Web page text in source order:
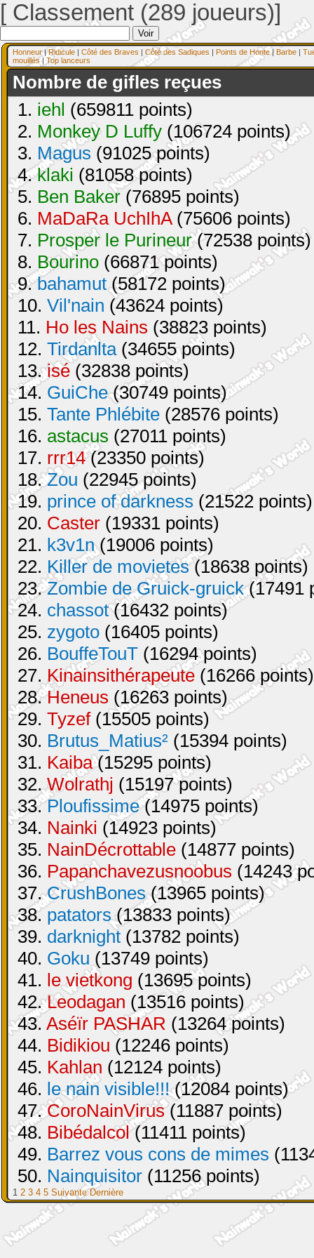
[ Classement (289 joueurs)]
Honneur|Ridicule | Côté des Braves | Côté des Sadiques | Points de Honte| Barbe |
mouillés| Top lanceurs
Nombre de gifles reçues
1. iehl (659811 points)
2. Monkey D Luffy (106724 points)
3. Magus (91025 points)
4.klaki (81058 points)
5. Ben Baker (76895 points)
6. MaDaRa UchIhA(75606 points)
7. Prosper le Purineur(72538 points)
8. Bourino (66871 points)
9.bahamut(58172 points)
10. Vil'nain (43624 points)
11. Ho les Nains (38823 points)
12. Tirdanlta(34655 points)
13.isé (32838 points)
14. GuiChe(30749 points)
15. Tante Phlébite (28576 points)
16. astacus (27011 points)
17. rrr14(23350 points)
18.Zou (22945 points)
19. prince of darkness (21522 points)
20. Caster (19331 points)
21. k3v1n(19006 points)
22. Killer de movietes(18638 points)
23.Zombie de Gruick-gruick(17491
24. chassot(16432 points)
25. zygoto (16405 points)
26. BouffeTouT (16294 points)
27. Kinainsithérapeute (16266 points)
28.Heneus (16263 points)
29. Tyzef(15505 points)
30. Brutus_Matius² (15394 points)
31. Kaiba(15295 points)
32.Wolrathj (15197 points)
33.Ploufissime(14975 points)
34. Nainki (14923 points)
35. NainDécrottable (14877 points)
36. Papanchavezusnoobus (14243
37.CrushBones(13965 points)
38.patators(13833 points)
39. darknight (13782 points)
40. Goku (13749 points)
41. le vietkong (13695 points)
42.Leodagan (13516 points)
43. Aséïr PASHAR (13264 points)
44. Bidikiou (12246 points)
45. Kahlan (12124 points)
46. le nain visible!!!(12084 points)
47.CoroNainVirus(11887 points)
48. Bibédalcol(11411 points)
49. Barrez vous cons de mimes
50. Nainquisitor (11256 points)
1 2 3 4 5 Suivante Dernière